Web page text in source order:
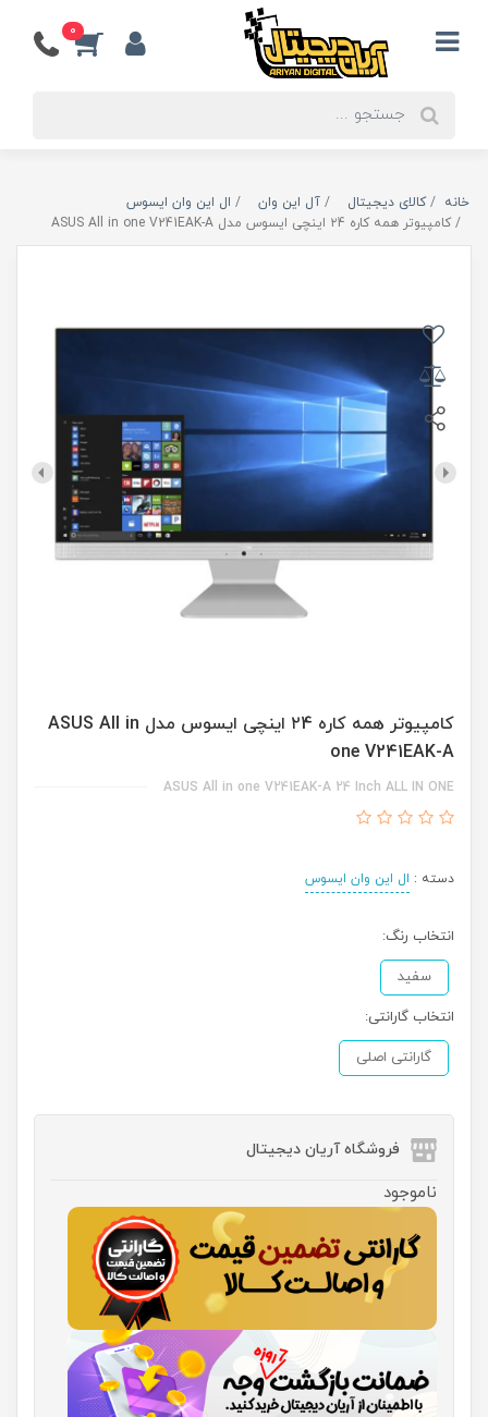
0
خانه کالای دیجیتال آل این وان
ال این وان ایسوس
کامپیوتر همه کاره ۲4 اینچی ایسوس مدل ASUS All in one V241EAK-A
کامپیوتر همه کاره ۲4 اینچی ایسوس مدل ASUS All in
one V241EAK-A
ASUS All in one V241EAK-A 24 Inch ALL IN ONE
دسته : ال این وان ایسوس
انتخاب رنگ:
سفید
انتخاب گارانتی:
گارانتی اصلی
فروشگاه آریان دیجیتال
ناموجود